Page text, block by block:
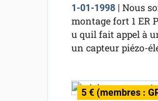
1-01-1998| Nous
montage fort 1 ER
u quil fait appel à
un capteur piézo-
5 € (membres :